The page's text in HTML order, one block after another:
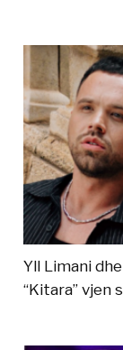
Yll Limani
“Kitara” vjen